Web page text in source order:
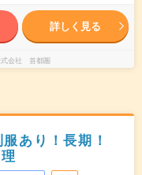
詳しく見る
式会社 首都圏
あり！長期！